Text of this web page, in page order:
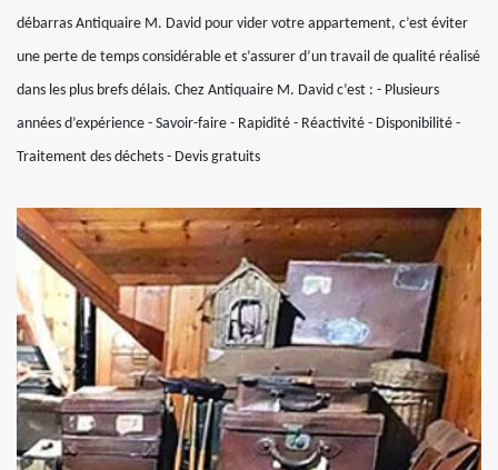
débarras Antiquaire M. David pour vider votre appartement, c’est éviter
une perte de temps considérable et s’assurer d’un travail de qualité réalisé
dans les plus brefs délais. Chez Antiquaire M. David c’est : - Plusieurs
années d’expérience - Savoir-faire - Rapidité - Réactivité - Disponibilité -
Traitement des déchets - Devis gratuits